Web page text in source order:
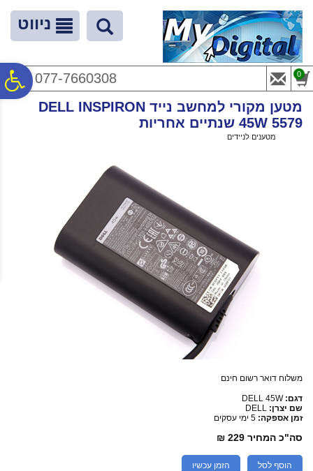
נגישות
המרכזי
ניווט
077-7660308 0
מטען מקורי למחשב נייד DELL INSPIRON
45W 5579 שנתיים אחריות
מטענים לניידים
משלוח דואר רשום חינם
דגם:DELL 45W
שם יצרן: DELL
זמן אספקה: 5 ימי עסקים
סה"כ המחיר 229 ₪
הוסף לסל הזמן עכשיו